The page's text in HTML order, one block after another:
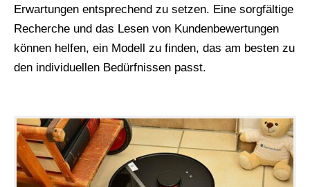
Erwartungen entsprechend zu setzen. Eine sorgfältige
Recherche und das Lesen von Kundenbewertungen
können helfen, ein Modell zu finden, das am besten zu
den individuellen Bedürfnissen passt.